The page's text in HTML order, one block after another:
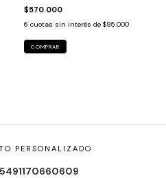
$570.000
6 cuotas sin interés de $95.000
COMPRAR
PERSONALIZADO
5491170660609